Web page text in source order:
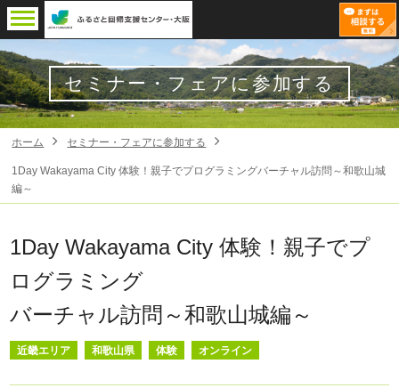
セミナー・フェアに参加する
ホーム セミナー・フェアに参加する
1Day Wakayama City 体験！親子でプログラミングバーチャル訪問～和歌山城
編～
1Day Wakayama City 体験！親子でプ
ログラミング
バーチャル訪問～和歌山城編～
近畿エリア 和歌山県 体験 オンライン